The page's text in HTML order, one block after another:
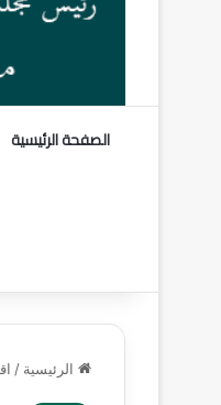
الصفحة الرئيسية
الرئيسية /